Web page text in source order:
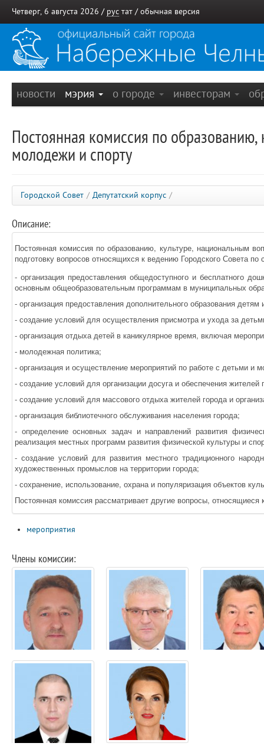
Четверг, 6 августа 2026 / рус тат / обычная версия
новости мэрия о городе инвесторам
Постоянная комиссия по
молодежи и спорту
Городской Совет / Депутатский корпус /
Описание:
Постоянная комиссия по образованию, культуре, национальным
подготовку вопросов относящихся к ведению Городского Совета
- организация предоставления общедоступного и бесплатного
основным общеобразовательным программам в муниципальных
- организация предоставления дополнительного образования
- создание условий для осуществления присмотра и ухода за
- организация отдыха детей в каникулярное время, включая
- молодежная политика;
- организация и осуществление мероприятий по работе с детьми и
- создание условий для организации досуга и обеспечения жителей
- создание условий для массового отдыха жителей города и
- организация библиотечного обслуживания населения города;
- определение основных задач и направлений развития
реализация местных программ развития физической культуры и
- создание условий для развития местного традиционного
художественных промыслов на территории города;
- сохранение, использование, охрана и популяризация объектов
Постоянная комиссия рассматривает другие вопросы, относящиеся
мероприятия
Члены комиссии: